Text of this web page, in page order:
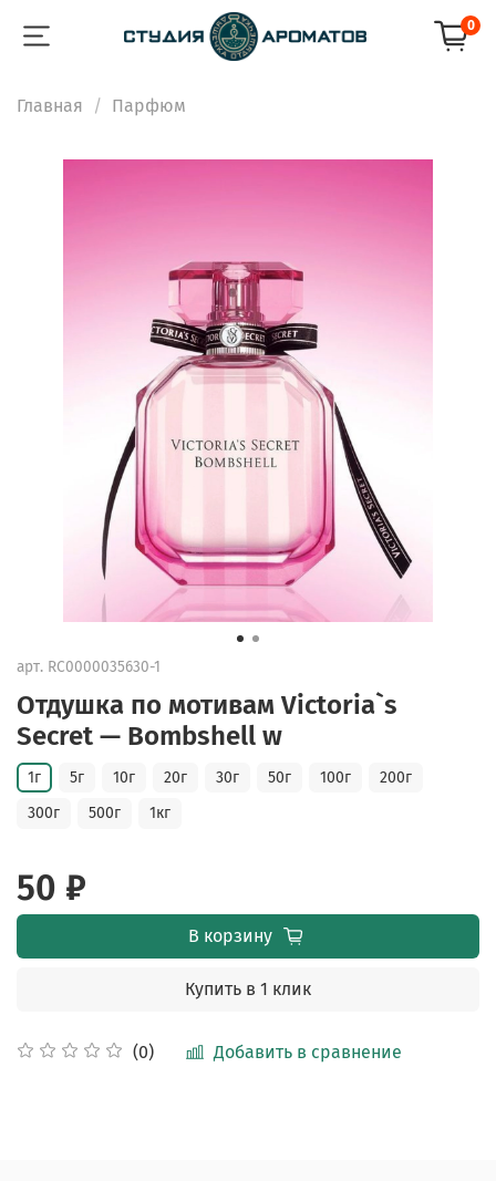
0
Главная Парфюм
арт. RC0000035630-1
Отдушка по мотивам Victoria`s
Secret — Bombshell w
(0) Добавить в сравнение
1г 5г 10г 20г 30г 50г 100г
200г
300г
500г 1кг
50 ₽
В корзину
Купить в 1 клик